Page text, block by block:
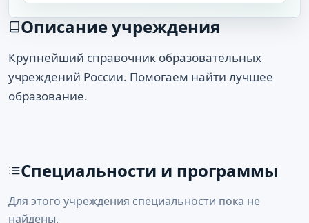
Описание учреждения
Крупнейший справочник образовательных
учреждений России. Помогаем найти лучшее
образование.
Специальности и программы
Для этого учреждения специальности пока не
найдены.